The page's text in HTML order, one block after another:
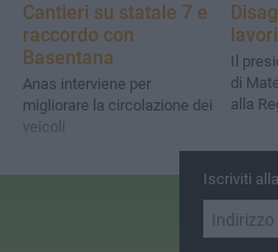
Cantieri su statale 7 e
raccordo con
Basentana
Anas interviene per
migliorare la circolazione dei
veicoli
Il
di
alla
Iscriviti